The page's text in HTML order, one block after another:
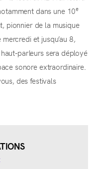
dans une 10e
pionnier de la musique
et jusqu’au 8,
parleurs sera déployé
sonore extraordinaire.
des festivals